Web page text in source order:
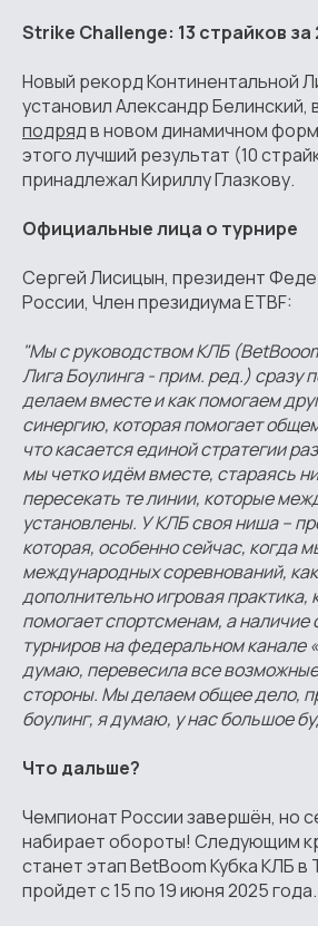
Strike Challenge: 13 страйков за
Новый рекорд Континентальной
установил Александр Белинский,
подрядв новом динамичном
этого лучший результат (10
принадлежал Кириллу Глазкову.
Официальные лица о турнире
Сергей Лисицын, президент
России, Член президиума ETBF:
"Мы с руководством КЛБ
Лига Боулинга - прим. ред.) сразу
делаем вместе и как помогаем
синергию, которая помогает
что касается единой стратегии
мы четко идём вместе, стараясь
пересекать те линии, которые
установлены. У КЛБ своя ниша –
которая, особенно сейчас, когда
международных соревнований,
дополнительно игровая практика,
помогает спортсменам, а
турниров на федеральном канале
думаю, перевесила все
стороны. Мы делаем общее дело,
боулинг, я думаю, у нас большое
Что дальше?
Чемпионат России завершён, но
набирает обороты! Следующим
станет этап BetBoom Кубка КЛБ
пройдет с 15 по 19 июня 2025 года.